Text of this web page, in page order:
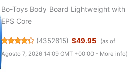
Bo-Toys Body Board Lightweight with
EPS Core
(4352615) $49.95
(as of
Agosto 7, 2026 14:09 GMT +00:00 - More info)